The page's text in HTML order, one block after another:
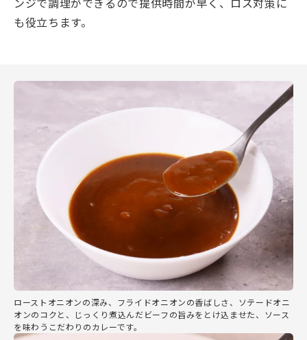
も役立ちます。
ローストオニオンの深み、フライドオニオンの香ばしさ、ソテードオニ
オンのコクと、じっくり煮込んだビーフの旨みをとけ込ませた、ソース
を味わうこだわりのカレーです。